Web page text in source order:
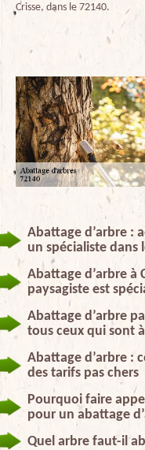
Crisse, dans le 72140.
Abattage d’arbre :
un spécialiste dans
Abattage d’arbre à
paysagiste est
Abattage d’arbre
tous ceux qui sont
Abattage d’arbre :
des tarifs pas chers
Pourquoi faire
pour un abattage
Quel arbre faut-il